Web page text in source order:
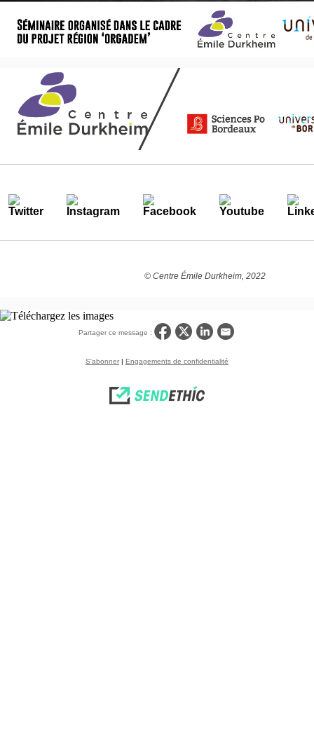
© Centre Émile Durkheim, 2022
Partager ce message :
S'abonner | Engagements de confidentialité